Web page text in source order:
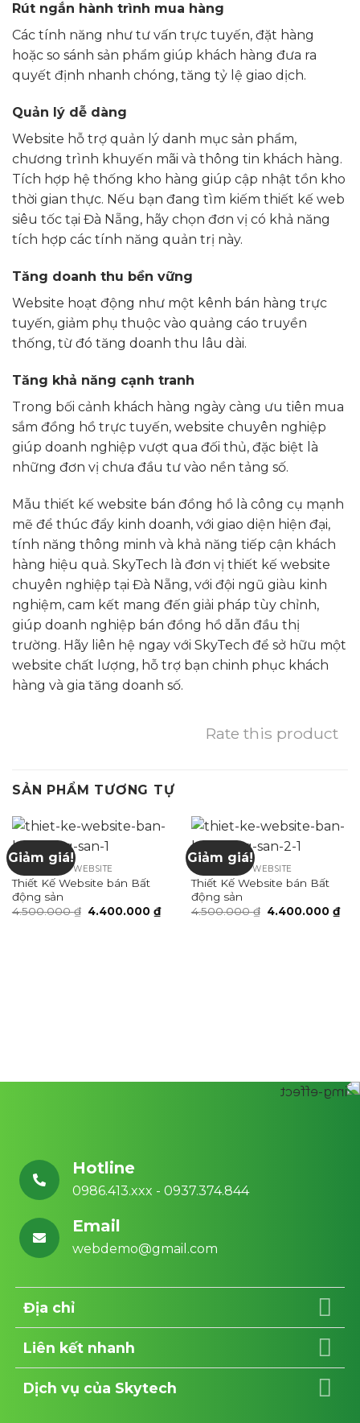
Rút ngắn hành trình mua hàng
Các tính năng như tư vấn trực tuyến, đặt hàng
hoặc so sánh sản phẩm giúp khách hàng đưa ra
quyết định nhanh chóng, tăng tỷ lệ giao dịch.
Quản lý dễ dàng
Website hỗ trợ quản lý danh mục sản phẩm,
chương trình khuyến mãi và thông tin khách hàng.
Tích hợp hệ thống kho hàng giúp cập nhật tồn kho
thời gian thực. Nếu bạn đang tìm kiếm thiết kế web
siêu tốc tại Đà Nẵng, hãy chọn đơn vị có khả năng
tích hợp các tính năng quản trị này.
Tăng doanh thu bền vững
Website hoạt động như một kênh bán hàng trực
tuyến, giảm phụ thuộc vào quảng cáo truyền
thống, từ đó tăng doanh thu lâu dài.
Tăng khả năng cạnh tranh
Trong bối cảnh khách hàng ngày càng ưu tiên mua
sắm đồng hồ trực tuyến, website chuyên nghiệp
giúp doanh nghiệp vượt qua đối thủ, đặc biệt là
những đơn vị chưa đầu tư vào nền tảng số.
Mẫu thiết kế website bán đồng hồ là công cụ mạnh
mẽ để thúc đẩy kinh doanh, với giao diện hiện đại,
tính năng thông minh và khả năng tiếp cận khách
hàng hiệu quả. SkyTech là đơn vị thiết kế website
chuyên nghiệp tại Đà Nẵng, với đội ngũ giàu kinh
nghiệm, cam kết mang đến giải pháp tùy chỉnh,
giúp doanh nghiệp bán đồng hồ dẫn đầu thị
trường. Hãy liên hệ ngay với SkyTech để sở hữu một
website chất lượng, hỗ trợ bạn chinh phục khách
hàng và gia tăng doanh số.
Rate this product
SẢN PHẨM TƯƠNG TỰ
Giảm giá!
GÓI THIẾT KẾ WEBSITE
Thiết Kế Website bán Bất
động sản
4.500.000₫ Giá
4.400.000 ₫Giá
hiện
Giảm giá!
GÓI THIẾT KẾ WEBSITE
Thiết Kế Website bán Bất
động sản
4.500.000₫ Giá
4.400.000 ₫Giá
Hotline
0986.413.xxx - 0937.374.844
Email
webdemo@gmail.com
Địa chỉ
Liên kết nhanh
Dịch vụ của Skytech